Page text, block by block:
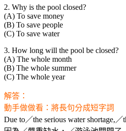
2. Why is the pool closed?
(A) To save money
(B) To save people
(C) To save water
3. How long will the pool be closed?
(A) The whole month
(B) The whole summer
(C) The whole year
解答：
動手做做看：將長句分成短字詞
Due to／the serious water shortage,